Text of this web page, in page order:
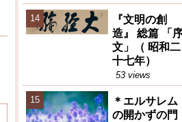
年12月25日）
『文明の創
造』 総篇 「序
文」（ 昭和二
十七年）
53 views
＊エルサレム
の開かずの門